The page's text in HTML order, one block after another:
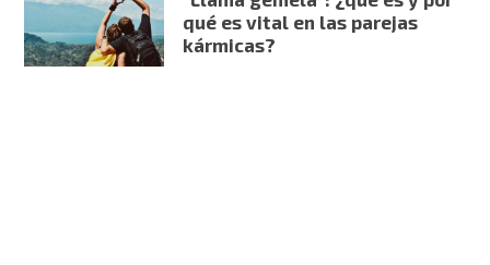
qué es vital en las parejas
kármicas?